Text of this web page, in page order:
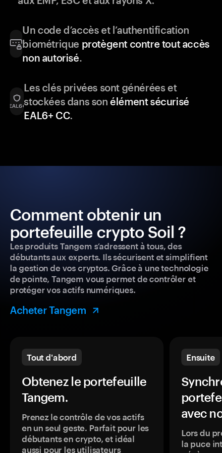
Un code d’accès et l’authentification
biométrique protègent contre tout accès
non autorisé.
Les clés privées sont générées et
stockées dans sonélément sécurisé
EAL6+ CC.
Comment obtenir un
portefeuille crypto Soil ?
Les produits Tangem s’adressent à tous, des
débutants aux experts. Ils sécurisent et simplifient
la gestion de vos cryptos. Grâce à une technologie
de pointe, Tangem vous permet de contrôler et
protéger vos actifs numériques.
Acheter Tangem
Tout d'abord
Obtenez le portefeuille
Tangem.
Prenez le contrôle de vos actifs
en un seul geste. Parfait pour les
débutants en crypto, et idéal
aussi pour les utilisateurs
Ensuite
avec
Lors du
la puce